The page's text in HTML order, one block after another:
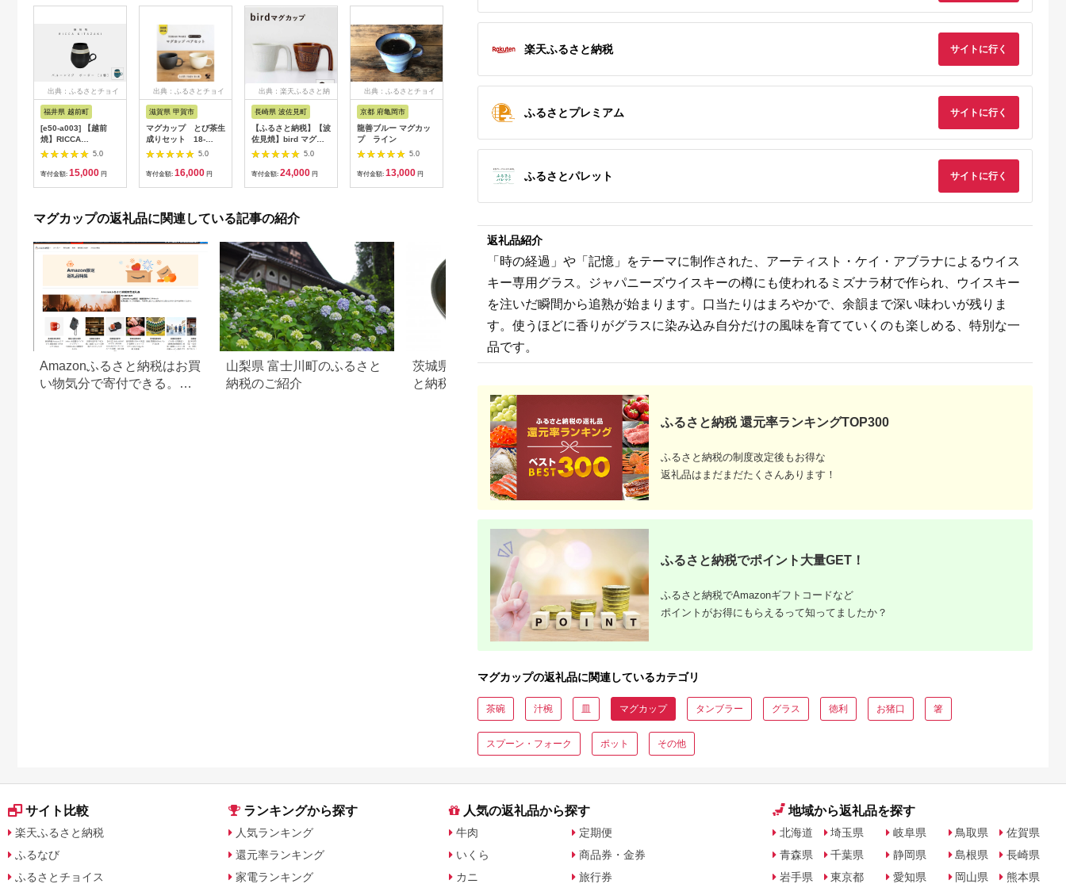
出典：ふるさとチョイ
福井県 越前町
[e50-a003] 【越前
焼】RICCA
KITAZAKI「バルーン
マグ・ボーダー 1個」
（ターコイズブルー
プ コーヒーカップ お
5.0
寄付金額: 15,000 円
出典：ふるさとチョイ
滋賀県 甲賀市
マグカップ とび茶生
成りセット 18-
cu14【信楽焼・明
山】 (176776-
40037047)
5.0
寄付金額: 16,000 円
出典：楽天ふるさと納
長崎県 波佐見町
【ふるさと納税】【波
佐見焼】bird マグカ
ップ 2点セット（茶×
ホワイト）【アイユ
ー】[UA40]
5.0
寄付金額: 24,000 円
出典：ふるさとチョイ
京都 府亀岡市
龍善ブルー マグカッ
プ ライン
5.0
寄付金額: 13,000 円
長崎県 波佐見町
PATTERNED
PLATE・MUG プレー
点セット ecru＋
morning mist 食器 皿
[CF001]
41,000 円
新潟県 長岡市
ラカップ300
寄付金額:26,000
ップペアセット
ップ・ソーサーセット
【ふるさと納税】
HARIO 香りマグカッ
プ［HKM-1T］｜ハリ
オ おしゃれ 耐熱 ガラ
ス 食器 器 グラス コ
ップ カップ マグカッ
プ 湯呑み 保存容器 キ
ッチン 日用品 キッチ
プル スタイリッシュ
配送不可
佐賀県 伊万里市
【伊万里焼】伊万里
レクション 唐草 マグ
カップ 056-H456
寄付金額:
マグカップの返礼品に関連している記事の紹介
Amazonふるさと納税はお買
い物気分で寄付できる。
山梨県 富士川町のふるさと
納税のご紹介
茨城県 常陸大宮市のふるさ
と納税のご紹介
佐賀県 有田町のふるさと納
税のご紹介
楽天ふるさと納税 サイトに行く
ふるさとプレミアム サイトに行く
ふるさとパレット サイトに行く
返礼品紹介
「時の経過」や「記憶」をテーマに制作された、アーティスト・ケイ・アブラナによるウイス
キー専用グラス。ジャパニーズウイスキーの樽にも使われるミズナラ材で作られ、ウイスキー
を注いだ瞬間から追熟が始まります。口当たりはまろやかで、余韻まで深い味わいが残りま
す。使うほどに香りがグラスに染み込み自分だけの風味を育てていくのも楽しめる、特別な一
品です。
ふるさと納税 還元率ランキングTOP300
ふるさと納税の制度改定後もお得な
返礼品はまだまだたくさんあります！
ふるさと納税でポイント大量GET！
ふるさと納税でAmazonギフトコードなど
ポイントがお得にもらえるって知ってましたか？
マグカップの返礼品に関連しているカテゴリ
茶碗 汁椀 皿 マグカップ タンブラー グラス 徳利 お猪口 箸
スプーン・フォーク ポット その他
サイト比較
楽天ふるさと納税
ふるなび
ふるさとチョイス
ランキングから探す
人気ランキング
還元率ランキング
家電ランキング
人気の返礼品から探す
牛肉
いくら
カニ
定期便
商品券・金券
旅行券
地域から返礼品を探す
北海道
青森県
岩手県
埼玉県
千葉県
東京都
岐阜県
静岡県
愛知県
鳥取県
島根県
岡山県
佐賀県
長崎県
熊本県